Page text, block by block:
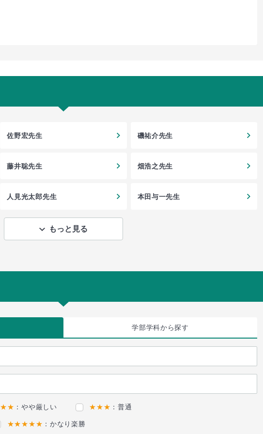
佐野宏先生 磯祐介先生
藤井聡先生 畑浩之先生
人見光太郎先生 本田与一先生
もっと見る
学部学科から探す
★★ ：やや厳しい ★★★ ：普通
★★★★★ ：かなり楽勝